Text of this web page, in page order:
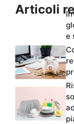
Articoli
e